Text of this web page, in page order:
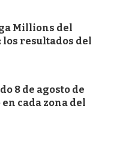
Millions del
los resultados del
8 de agosto de
cada zona del